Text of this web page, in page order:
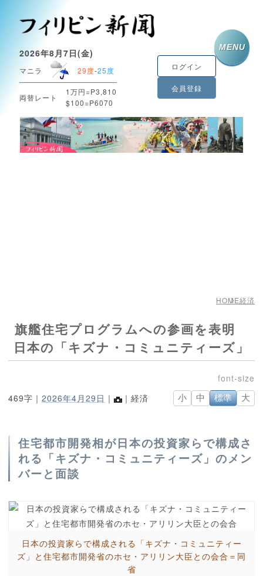
2026年8月7日(金)
マニラ 29度-25度
両替レート
1万円=P3,810
$100=P6070
ログイン
会員登録
MENU
HOME経済
旗艦住宅プログラムへの参画を表明
日本の「キズナ・コミュニティーズ」
469字｜ 2026年4月29日 ｜ ｜経済 小 中 標準 大
住宅都市開発相が日本の投資家らで構成さ
れる「キズナ・コミュニティーズ」のメン
バーと面談
日本の投資家らで構成される「キズナ・コミュニティー
ズ」と住宅都市開発省のホセ・アリリン大臣との会合＝同
省